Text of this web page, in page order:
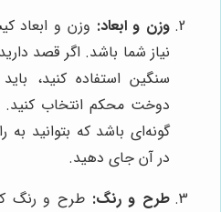
وزن و ابعاد: وزن و ابعاد
نیاز شما باشد. اگر قصد
سنگین استفاده کنید،
دوخت محکم انتخاب کنید.
گونه‌ای باشد که بتوانید به
در آن جای دهید.
طرح و رنگ: طرح و رنگ